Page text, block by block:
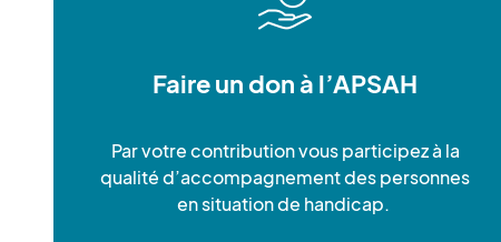
Faire un don à l’APSAH
Par votre contribution vous participez à la
qualité d’accompagnement des personnes
en situation de handicap.